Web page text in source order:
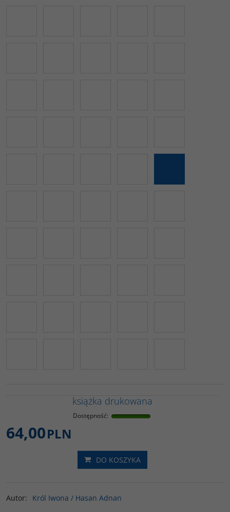
książka drukowana
Dostępność:
64,00PLN
DO KOSZYKA
Autor: Król Iwona / Hasan Adnan